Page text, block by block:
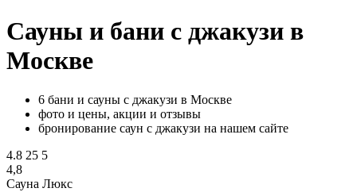
Сауны и бани с джакузи в
Москве
6 бани и сауны с джакузи в Москве
фото и цены, акции и отзывы
бронирование саун с джакузи на нашем сайте
4.8 25 5
4,8
Сауна Люкс